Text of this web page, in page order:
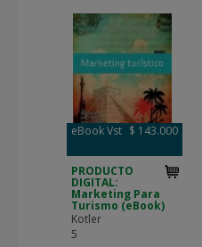
eBook Vst $ 143.000
PRODUCTO
DIGITAL:
Marketing Para
Turismo (eBook)
Kotler
5